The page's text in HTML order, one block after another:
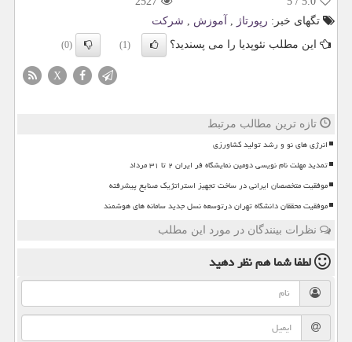
تگهای خبر: رپورتاژ آموزش
شركت
این مطلب نئوپدیا را می پسندید؟
(1)
(0)
X
تازه ترین مطالب مرتبط
انرژی های نو و رشد تولید کشاورزی
تمدید مهلت نام نویسی دومین نمایشگاه فر ایران ۲ تا ۳۱ مرداد
موفقیت متخصصان ایرانی در ساخت تجهیز استراتژیک صنایع پیشرفته
موفقیت محققان دانشگاه تهران درتوسعه نسل جدید سامانه های هوشمند
نظرات بینندگان در مورد این مطلب
لطفا شما همنظر دهید